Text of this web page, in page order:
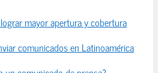
mayor apertura y cobertura
comunicados en Latinoamérica